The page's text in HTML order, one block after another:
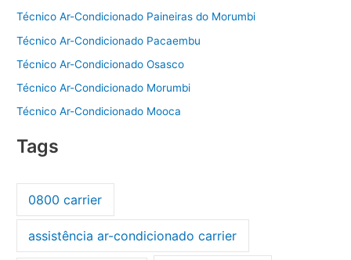
Técnico Ar-Condicionado Paineiras do Morumbi
Técnico Ar-Condicionado Pacaembu
Técnico Ar-Condicionado Osasco
Técnico Ar-Condicionado Morumbi
Técnico Ar-Condicionado Mooca
Tags
0800 carrier
assistência ar-condicionado carrier